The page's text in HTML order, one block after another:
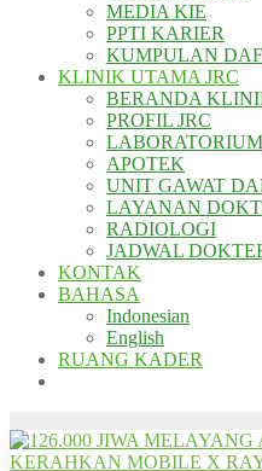
MEDIA KIE
PPTI KARIER
KUMPULAN
KLINIK UTAMA JRC
BERANDA
PROFIL JRC
LABORATORIUM
APOTEK
UNIT GAWAT
LAYANAN
RADIOLOGI
JADWAL
KONTAK
BAHASA
Indonesian
English
RUANG KADER